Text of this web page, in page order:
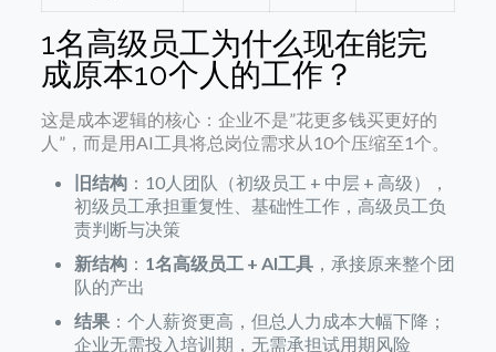
1名高级员工为什么现在能完
成原本10个人的工作？
这是成本逻辑的核心：企业不是”花更多钱买更好的
人”，而是用AI工具将总岗位需求从10个压缩至1个。
旧结构：10人团队（初级员工 + 中层 + 高级），
初级员工承担重复性、基础性工作，高级员工负
责判断与决策
新结构： 1名高级员工 + AI工具，承接原来整个团
队的产出
结果：个人薪资更高，但总人力成本大幅下降；
企业无需投入培训期，无需承担试用期风险